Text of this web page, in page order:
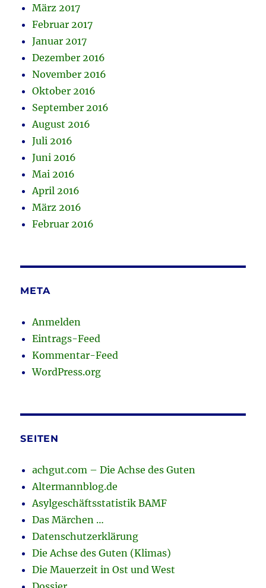
März 2017
Februar 2017
Januar 2017
Dezember 2016
November 2016
Oktober 2016
September 2016
August 2016
Juli 2016
Juni 2016
Mai 2016
April 2016
März 2016
Februar 2016
META
Anmelden
Eintrags-Feed
Kommentar-Feed
WordPress.org
SEITEN
achgut.com – Die Achse des Guten
Altermannblog.de
Asylgeschäftsstatistik BAMF
Das Märchen …
Datenschutzerklärung
Die Achse des Guten (Klimas)
Die Mauerzeit in Ost und West